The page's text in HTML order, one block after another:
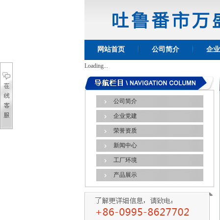
网站首页 公司简介 企
Loading...
公司简介
企业党建
荣誉资质
新闻中心
工厂环境
产品展示